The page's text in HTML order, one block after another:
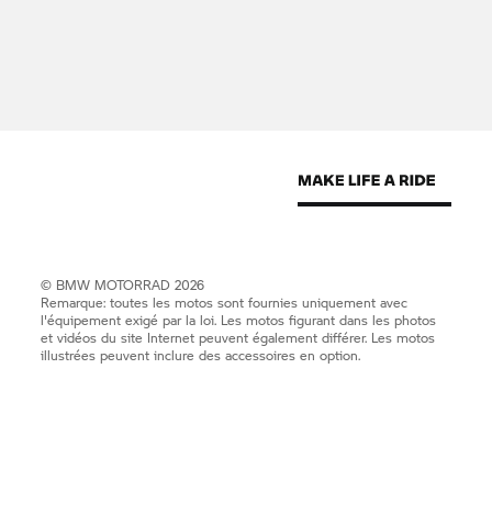
© BMW MOTORRAD 2026
Remarque: toutes les motos sont fournies uniquement avec
l'équipement exigé par la loi. Les motos figurant dans les photos
et vidéos du site Internet peuvent également différer. Les motos
illustrées peuvent inclure des accessoires en option.